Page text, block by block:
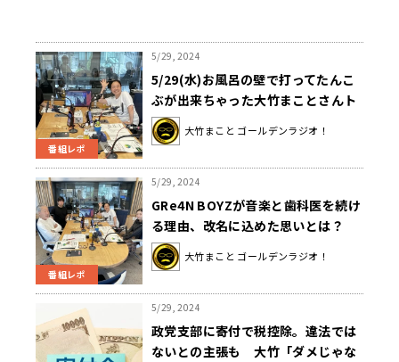
番組レポ
5/29, 2024
5/29(水)お風呂の壁で打ってたんこ
ぶが出来ちゃった大竹まことさんト
ホホ(涙)…お風呂を愛する壇蜜さん
はお湯を入れるの忘れがち…
大竹まこと ゴールデンラジオ！
番組レポ
5/29, 2024
GRe4N BOYZが音楽と歯科医を続け
る理由、改名に込めた思いとは？
大竹まこと ゴールデンラジオ！
5/29, 2024
政党支部に寄付で税控除。違法では
ないとの主張も 大竹「ダメじゃな